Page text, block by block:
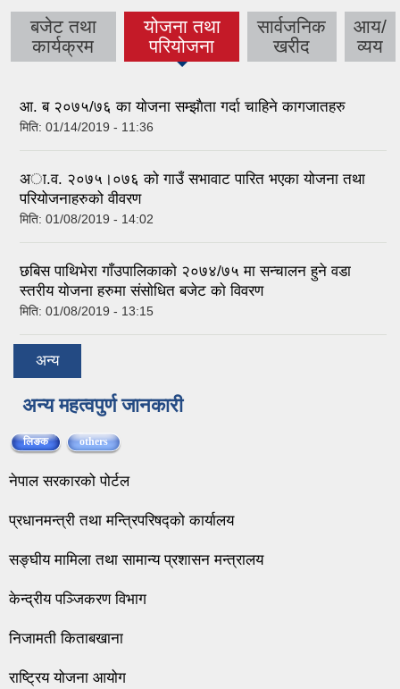
बजेट तथा
कार्यक्रम
योजना तथा
परियोजना
सार्वजनिक
खरीद
आय/
व्यय
आ. ब २०७५/७६ का याेजना सम्झाैता गर्दा चाहिने कागजातहरु
मिति: 01/14/2019 - 11:36
अा.व. २०७५।०७६ को गाउँ सभावाट पारित भएका योजना तथा
परियोजनाहरुको वीवरण
मिति: 01/08/2019 - 14:02
छबिस पाथिभेरा गाँउपालिकाकाे २०७४/७५ मा सन्चालन हुने वडा
स्तरीय याेजना हरुमा संसाेधित बजेट काे विवरण
मिति: 01/08/2019 - 13:15
अन्य
अन्य महत्वपुर्ण जानकारी
लिङक(active tab)
others
नेपाल सरकारको पोर्टल
प्रधानमन्त्री तथा मन्त्रिपरिषद्को कार्यालय
सङ्घीय मामिला तथा सामान्य प्रशासन मन्त्रालय
केन्द्रीय पञ्जिकरण विभाग
निजामती किताबखाना
राष्ट्रिय योजना आयोग